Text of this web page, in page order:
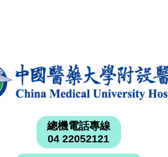
總機電話專線
04 22052121